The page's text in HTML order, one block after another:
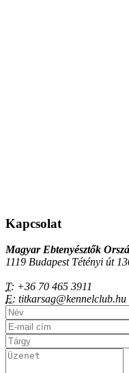
Kapcsolat
Magyar Ebtenyésztők
1119 Budapest Tétényi út
T: +36 70 465 3911
E: titkarsag@kennelclub.hu